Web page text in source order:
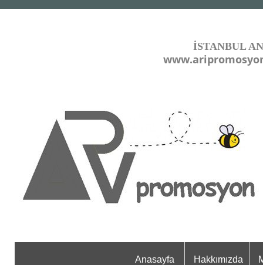
İSTANBUL
Anasayfa Hakkımızda